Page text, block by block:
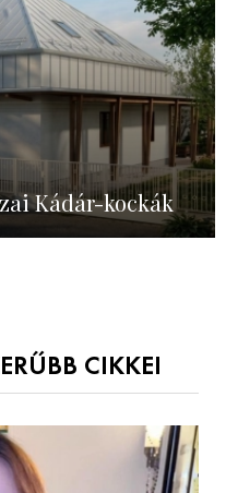
Kádár-kockák
CIKKEI